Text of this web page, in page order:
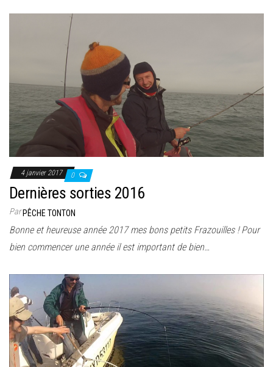
4 janvier 2017 0
Dernières sorties 2016
ParPÊCHE TONTON
Bonne et heureuse année 2017 mes bons petits Frazouilles ! Pour
bien commencer une année il est important de bien…